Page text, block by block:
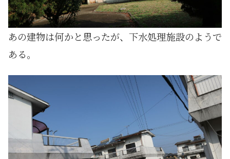
あの建物は何かと思ったが、下水処理施設のようで
ある。